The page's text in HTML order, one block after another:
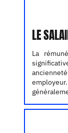
LE
La